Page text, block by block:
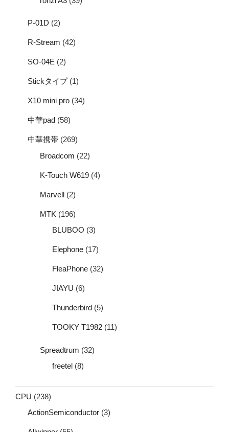
P-01D (2)
R-Stream (42)
SO-04E (2)
Stickタイプ(1)
X10 mini pro (34)
中華pad (58)
中華携帯 (269)
Broadcom (22)
K-Touch W619 (4)
Marvell (2)
MTK (196)
BLUBOO (3)
Elephone (17)
FleaPhone (32)
JIAYU (6)
Thunderbird (5)
TOOKY T1982 (11)
Spreadtrum (32)
freetel (8)
CPU (238)
ActionSemiconductor (3)